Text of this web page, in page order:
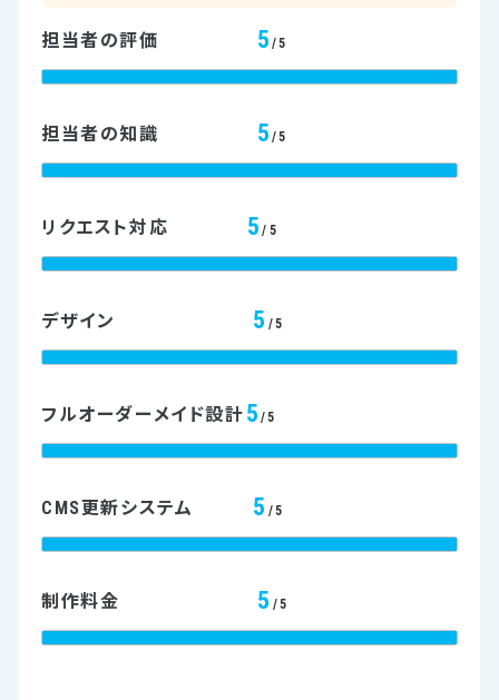
担当者の評価 5 /5
担当者の知識 5 /5
リクエスト対応 5/5
デザイン 5 /5
フルオーダーメイド設計 5 /5
CMS更新システム 5 /5
制作料金 5 /5